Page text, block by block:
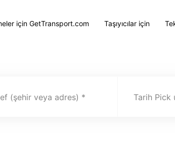
için GetTransport.com Taşıyıcılar için
(şehir veya adres) Tarih Pick